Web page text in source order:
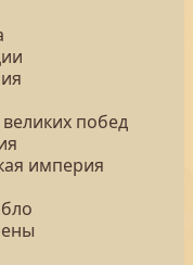
побед
империя